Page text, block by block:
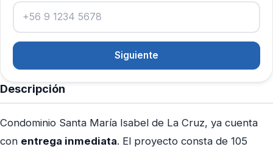
Descripción
Condominio Santa María Isabel de La Cruz, ya cuenta
con entrega inmediata. El proyecto consta de 105
Siguiente